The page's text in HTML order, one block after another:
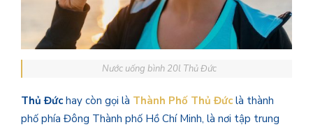
Nước uống bình 20l Thủ Đức
Thủ Đức hay còn gọi là Thành Phố Thủ Đức là thành
phố phía Đông Thành phố Hồ Chí Minh, là nơi tập trung